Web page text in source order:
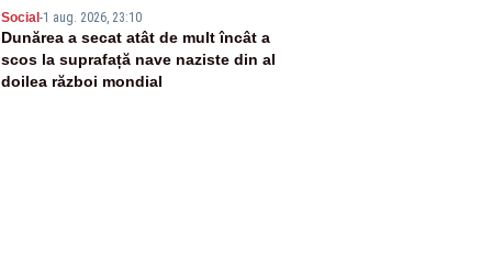
Social -1 aug. 2026, 23:10
Dunărea a secat atât de mult încât a
scos la suprafață nave naziste din al
doilea război mondial